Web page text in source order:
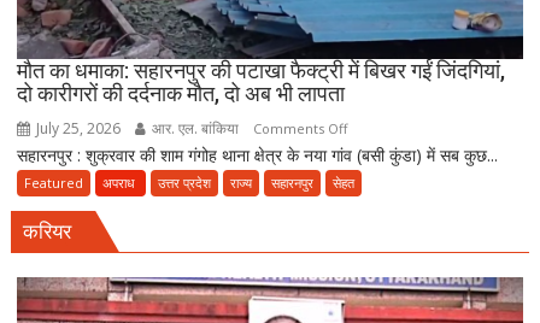
पर
FIR
मौत का धमाका: सहारनपुर की पटाखा फैक्ट्री में बिखर गईं जिंदगियां,
दो कारीगरों की दर्दनाक मौत, दो अब भी लापता
July 25, 2026 आर. एल. बांकिया Comments Offon
मौत
का
की
पटाखा
फैक्ट्री
सहारनपुर : शुक्रवार की शाम गंगोह थाना क्षेत्र के नया गांव (बसी कुंडा) में सब कुछ...
Featured अपराध उत्तर प्रदेश राज्य सहारनपुर सेहत
करियर